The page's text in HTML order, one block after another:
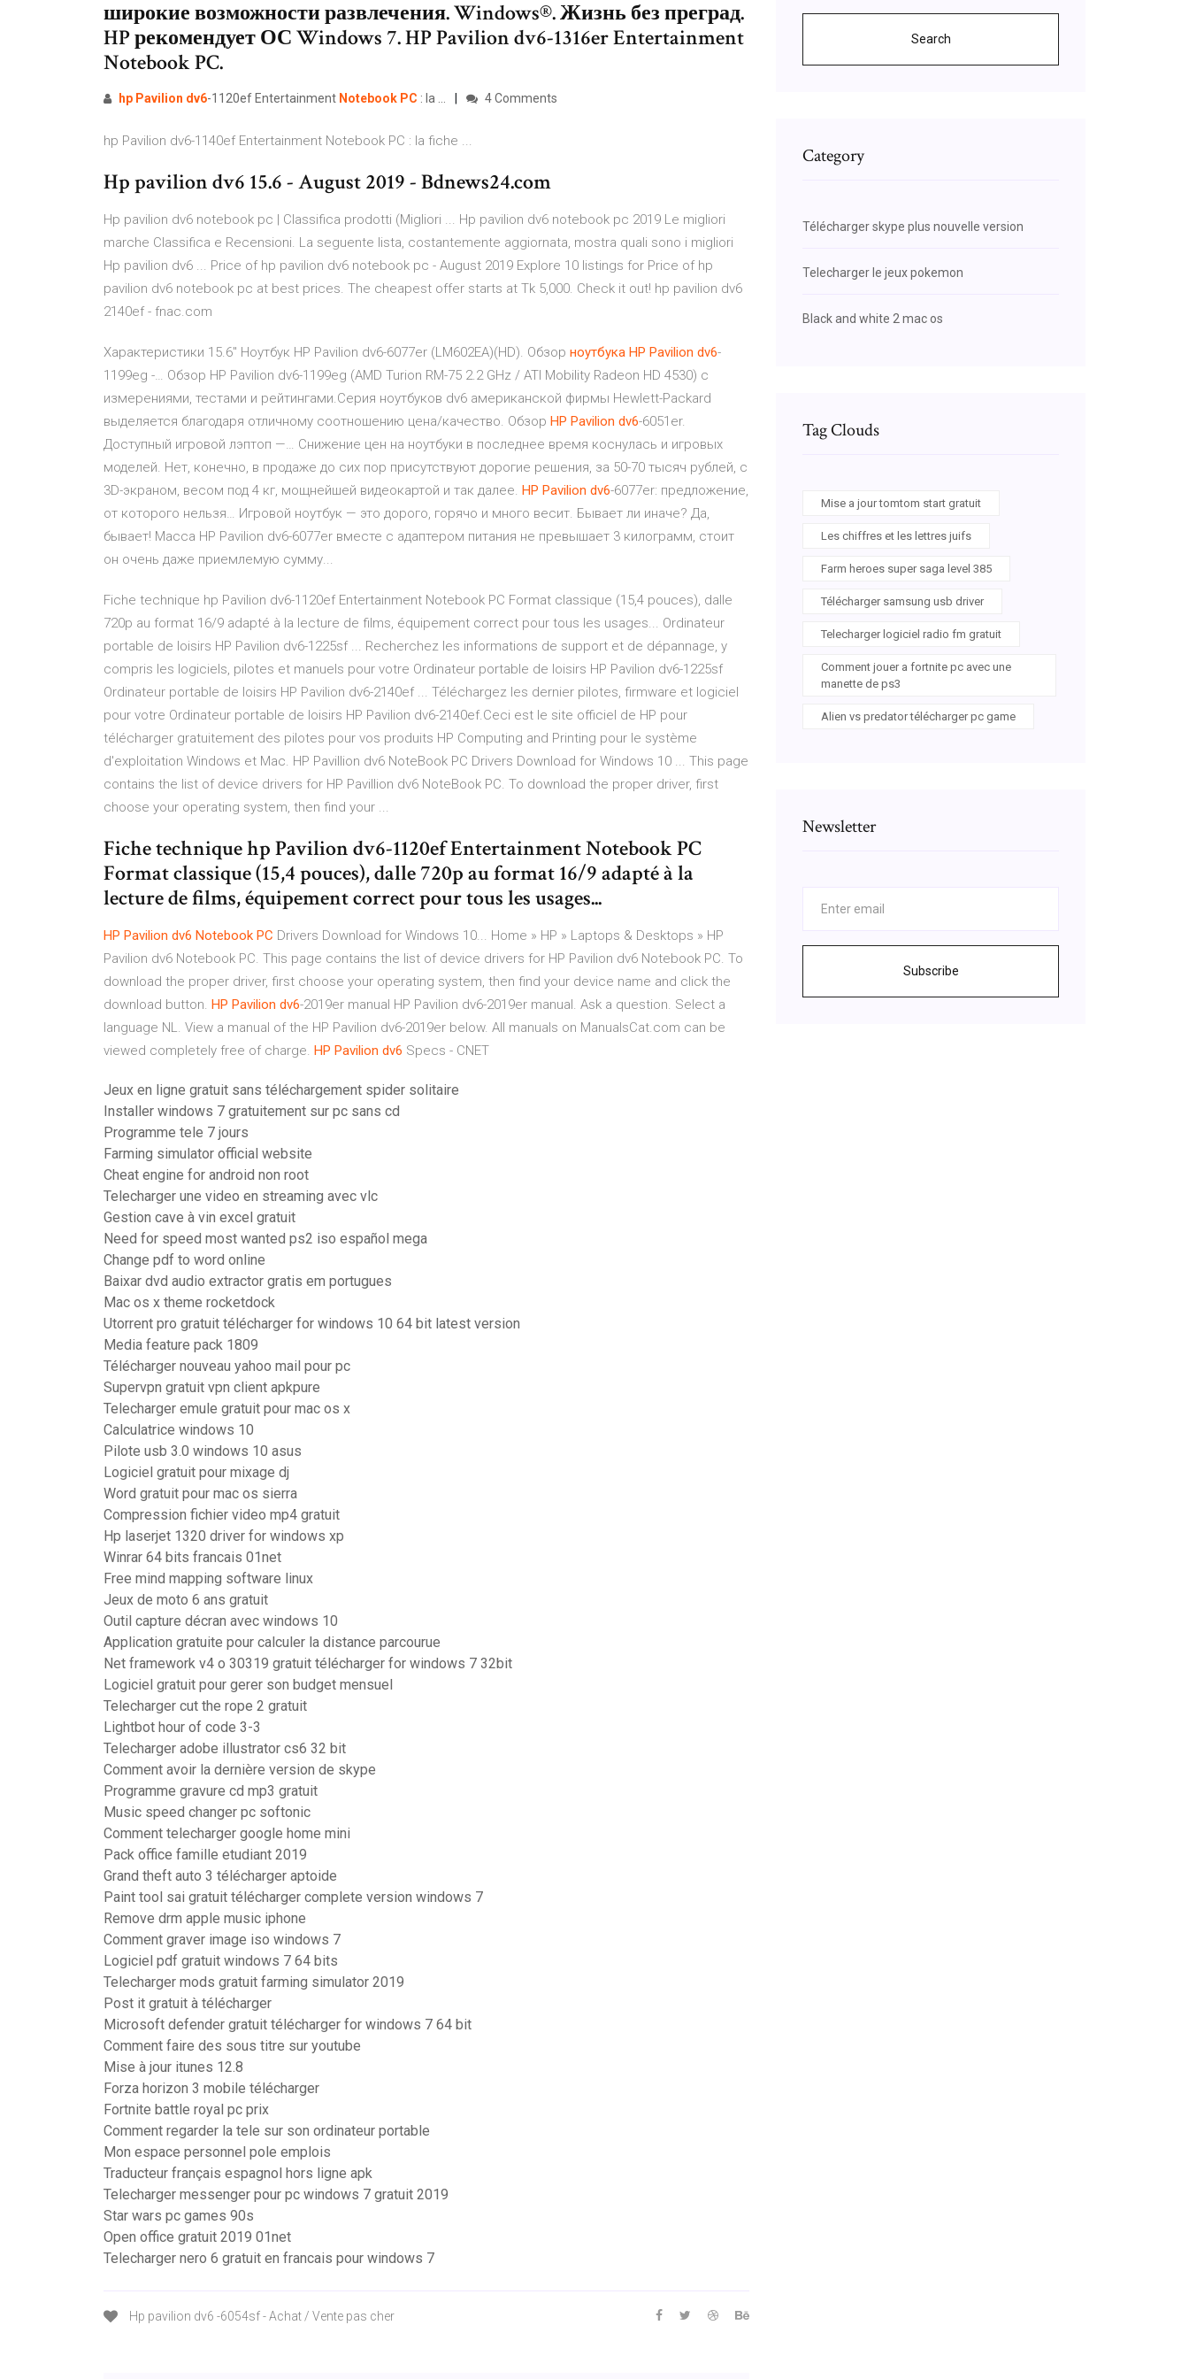
широкие возможности развлечения. Windows®. Жизнь без преград.
HP рекомендует ОС Windows 7. HP Pavilion dv6-1316er Entertainment
Notebook PC.
hp Pavilion dv6-1120ef Entertainment Notebook PC : la ... 4 Comments
hp Pavilion dv6-1140ef Entertainment Notebook PC : la fiche ...
Hp pavilion dv6 15.6 - August 2019 - Bdnews24.com
Hp pavilion dv6 notebook pc | Classifica prodotti (Migliori ... Hp pavilion dv6 notebook pc 2019 Le migliori
marche Classifica e Recensioni. La seguente lista, costantemente aggiornata, mostra quali sono i migliori
Hp pavilion dv6 ... Price of hp pavilion dv6 notebook pc - August 2019 Explore 10 listings for Price of hp
pavilion dv6 notebook pc at best prices. The cheapest offer starts at Tk 5,000. Check it out! hp pavilion dv6
2140ef - fnac.com
Характеристики 15.6" Ноутбук HP Pavilion dv6-6077er (LM602EA)(HD). Обзор ноутбука HP Pavilion dv6-
1199eg -… Обзор HP Pavilion dv6-1199eg (AMD Turion RM-75 2.2 GHz / ATI Mobility Radeon HD 4530) с
измерениями, тестами и рейтингами.Серия ноутбуков dv6 американской фирмы Hewlett-Packard
выделяется благодаря отличному соотношению цена/качество. Обзор HP Pavilion dv6-6051er.
Доступный игровой лэптоп —… Снижение цен на ноутбуки в последнее время коснулась и игровых
моделей. Нет, конечно, в продаже до сих пор присутствуют дорогие решения, за 50-70 тысяч рублей, с
3D-экраном, весом под 4 кг, мощнейшей видеокартой и так далее. HP Pavilion dv6-6077er: предложение,
от которого нельзя… Игровой ноутбук — это дорого, горячо и много весит. Бывает ли иначе? Да,
бывает! Масса HP Pavilion dv6-6077er вместе с адаптером питания не превышает 3 килограмм, стоит
он очень даже приемлемую сумму...
Fiche technique hp Pavilion dv6-1120ef Entertainment Notebook PC Format classique (15,4 pouces), dalle
720p au format 16/9 adapté à la lecture de films, équipement correct pour tous les usages... Ordinateur
portable de loisirs HP Pavilion dv6-1225sf ... Recherchez les informations de support et de dépannage, y
compris les logiciels, pilotes et manuels pour votre Ordinateur portable de loisirs HP Pavilion dv6-1225sf
Ordinateur portable de loisirs HP Pavilion dv6-2140ef ... Téléchargez les dernier pilotes, firmware et logiciel
pour votre Ordinateur portable de loisirs HP Pavilion dv6-2140ef.Ceci est le site officiel de HP pour
télécharger gratuitement des pilotes pour vos produits HP Computing and Printing pour le système
d'exploitation Windows et Mac. HP Pavillion dv6 NoteBook PC Drivers Download for Windows 10 ... This page
contains the list of device drivers for HP Pavillion dv6 NoteBook PC. To download the proper driver, first
choose your operating system, then find your ...
Fiche technique hp Pavilion dv6-1120ef Entertainment Notebook PC
Format classique (15,4 pouces), dalle 720p au format 16/9 adapté à la
lecture de films, équipement correct pour tous les usages...
HP Pavilion dv6 Notebook PC Drivers Download for Windows 10... Home » HP » Laptops & Desktops » HP
Pavilion dv6 Notebook PC. This page contains the list of device drivers for HP Pavilion dv6 Notebook PC. To
download the proper driver, first choose your operating system, then find your device name and click the
download button. HP Pavilion dv6-2019er manual HP Pavilion dv6-2019er manual. Ask a question. Select a
language NL. View a manual of the HP Pavilion dv6-2019er below. All manuals on ManualsCat.com can be
viewed completely free of charge. HP Pavilion dv6 Specs - CNET
Jeux en ligne gratuit sans téléchargement spider solitaire
Installer windows 7 gratuitement sur pc sans cd
Programme tele 7 jours
Farming simulator official website
Cheat engine for android non root
Telecharger une video en streaming avec vlc
Gestion cave à vin excel gratuit
Need for speed most wanted ps2 iso español mega
Change pdf to word online
Baixar dvd audio extractor gratis em portugues
Mac os x theme rocketdock
Utorrent pro gratuit télécharger for windows 10 64 bit latest version
Media feature pack 1809
Télécharger nouveau yahoo mail pour pc
Supervpn gratuit vpn client apkpure
Telecharger emule gratuit pour mac os x
Calculatrice windows 10
Pilote usb 3.0 windows 10 asus
Logiciel gratuit pour mixage dj
Word gratuit pour mac os sierra
Compression fichier video mp4 gratuit
Hp laserjet 1320 driver for windows xp
Winrar 64 bits francais 01net
Free mind mapping software linux
Jeux de moto 6 ans gratuit
Outil capture décran avec windows 10
Application gratuite pour calculer la distance parcourue
Net framework v4 o 30319 gratuit télécharger for windows 7 32bit
Logiciel gratuit pour gerer son budget mensuel
Telecharger cut the rope 2 gratuit
Lightbot hour of code 3-3
Telecharger adobe illustrator cs6 32 bit
Comment avoir la dernière version de skype
Programme gravure cd mp3 gratuit
Music speed changer pc softonic
Comment telecharger google home mini
Pack office famille etudiant 2019
Grand theft auto 3 télécharger aptoide
Paint tool sai gratuit télécharger complete version windows 7
Remove drm apple music iphone
Comment graver image iso windows 7
Logiciel pdf gratuit windows 7 64 bits
Telecharger mods gratuit farming simulator 2019
Post it gratuit à télécharger
Microsoft defender gratuit télécharger for windows 7 64 bit
Comment faire des sous titre sur youtube
Mise à jour itunes 12.8
Forza horizon 3 mobile télécharger
Fortnite battle royal pc prix
Comment regarder la tele sur son ordinateur portable
Mon espace personnel pole emplois
Traducteur français espagnol hors ligne apk
Telecharger messenger pour pc windows 7 gratuit 2019
Star wars pc games 90s
Open office gratuit 2019 01net
Telecharger nero 6 gratuit en francais pour windows 7
Hp pavilion dv6 -6054sf - Achat / Vente pas cher
Search
Category
Télécharger skype plus nouvelle version
Telecharger le jeux pokemon
Black and white 2 mac os
Tag Clouds
Mise a jour tomtom start gratuit
Les chiffres et les lettres juifs
Farm heroes super saga level 385
Télécharger samsung usb driver
Telecharger logiciel radio fm gratuit
Comment jouer a fortnite pc avec une
manette de ps3
Alien vs predator télécharger pc game
Newsletter
Subscribe